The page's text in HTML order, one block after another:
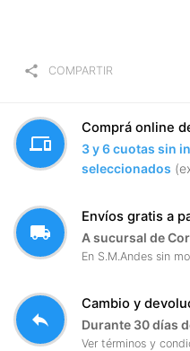
share COMPARTIR
devices
Comprá online
3 y 6 cuotas sin
seleccionados
local_shipping
Envíos gratis a
A sucursal de
En S.M.Andes sin
reply
Cambio y
Durante 30 días
Ver términos y